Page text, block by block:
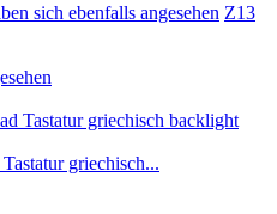
sich ebenfalls angesehen Z13
griechisch...